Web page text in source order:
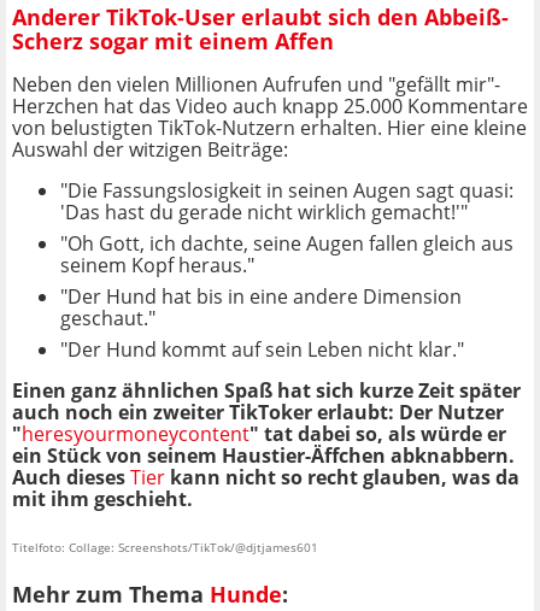
Anderer TikTok-User erlaubt sich den Abbeiß-
Scherz sogar mit einem Affen
Neben den vielen Millionen Aufrufen und "gefällt mir"-
Herzchen hat das Video auch knapp 25.000 Kommentare
von belustigten TikTok-Nutzern erhalten. Hier eine kleine
Auswahl der witzigen Beiträge:
"Die Fassungslosigkeit in seinen Augen sagt quasi:
'Das hast du gerade nicht wirklich gemacht!'"
"Oh Gott, ich dachte, seine Augen fallen gleich aus
seinem Kopf heraus."
"Der Hund hat bis in eine andere Dimension
geschaut."
"Der Hund kommt auf sein Leben nicht klar."
Einen ganz ähnlichen Spaß hat sich kurze Zeit später
auch noch ein zweiter TikToker erlaubt: Der Nutzer
"heresyourmoneycontent" tat dabei so, als würde er
ein Stück von seinem Haustier-Äffchen abknabbern.
Auch diesesTier kann nicht so recht glauben, was da
mit ihm geschieht.
Titelfoto: Collage: Screenshots/TikTok/@djtjames601
Mehr zum Thema Hunde: